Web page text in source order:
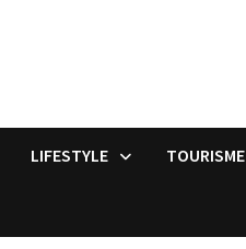
LIFESTYLE TOURISME